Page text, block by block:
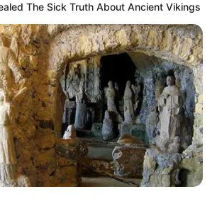
The Sick Truth About Ancient Vikings